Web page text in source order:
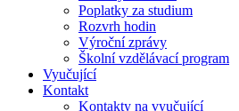
Poplatky za studium
Rozvrh hodin
Výroční zprávy
Školní vzdělávací program
Vyučující
Kontakt
Kontakty na vyučující